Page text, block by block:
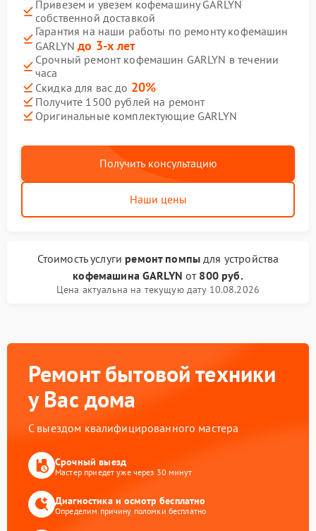
Привезем и увезем кофемашину GARLYN
собственной доставкой
Гарантия на наши работы по ремонту кофемашин
GARLYNдо 3-х лет
Срочный ремонт кофемашин GARLYN в течении
часа
Скидка для вас до 20%
Получите 1500 рублей на ремонт
Оригинальные комплектующие GARLYN
Получить консультацию
Наши цены
Стоимость услуги ремонт помпы для устройства
кофемашина GARLYN от 800 руб.
Цена актуальна на текущую дату 10.08.2026
Ремонт бытовой техники
у Вас дома
С выездом квалифицированного мастера
Срочный выезд
Мастер приедет уже через 30 минут
Диагностика и осмотр бесплатно
Определим причину поломки бесплатно